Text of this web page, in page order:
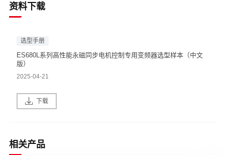
资料下载
选型手册
ES680L系列高性能永磁同步电机控制专用变频器选型样本（中文
版）
2025-04-21
下载
相关产品